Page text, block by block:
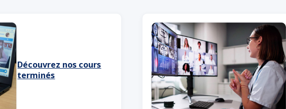
Découvrez nos cours
terminés